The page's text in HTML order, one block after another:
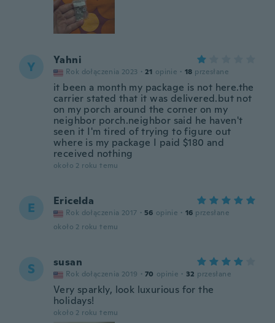
Y Yahni
Rok dołączenia 2023 · 21 opinie · 18 przesłane
it been a month my package is not here.the
carrier stated that it was delivered.but not
on my porch around the corner on my
neighbor porch.neighbor said he haven't
seen it I'm tired of trying to figure out
where is my package I paid $180 and
received nothing
około 2 roku temu
E Ericelda
Rok dołączenia 2017 · 56 opinie · 16 przesłane
około 2 roku temu
S susan
Rok dołączenia 2019 · 70 opinie · 32 przesłane
Very sparkly, look luxurious for the
holidays!
około 2 roku temu